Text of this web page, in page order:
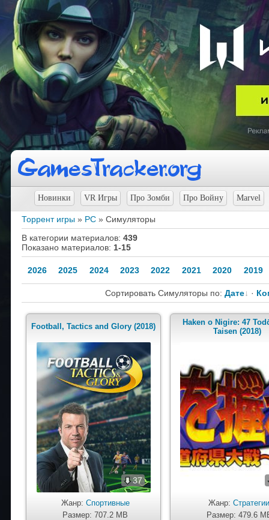
Новинки VR Игры Про Зомби Про Войну Marvel
Торрент игры » PC » Симуляторы
В категории материалов: 439
Показано материалов: 1-15
2026 2025 2024 2023 2022 2021 2020 2019
Сортировать Симуляторы по: Дате ·
Football, Tactics and Glory (2018)
37
Жанр: Спортивные
Размер: 707.2 MB
Haken o Nigire: 47
Taisen (2018)
Жанр:
Размер: 479.6